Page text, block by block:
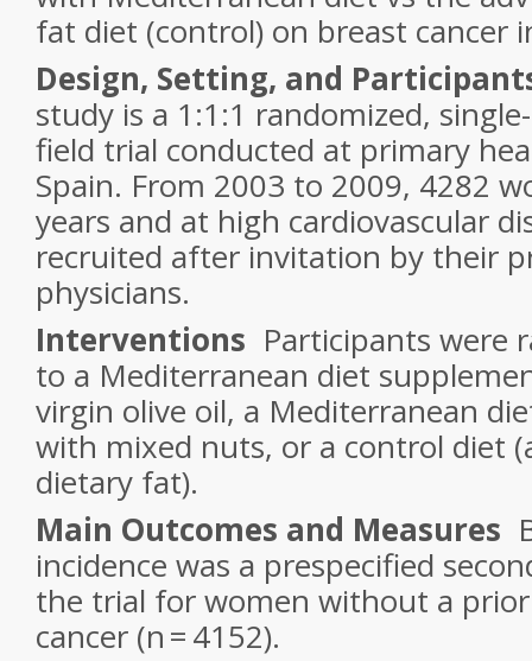
fat diet (control) on breast cancer
Design, Setting, and
study is a 1:1:1 randomized,
field trial conducted at primary
Spain. From 2003 to 2009, 4282
years and at high cardiovascular
recruited after invitation by their
physicians.
Interventions Participants were
to a Mediterranean diet
virgin olive oil, a Mediterranean
with mixed nuts, or a control diet
dietary fat).
Main Outcomes and Measures
incidence was a prespecified
the trial for women without a
cancer (n = 4152).